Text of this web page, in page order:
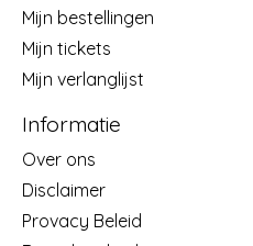
Mijn bestellingen
Mijn tickets
Mijn verlanglijst
Informatie
Over ons
Disclaimer
Provacy Beleid